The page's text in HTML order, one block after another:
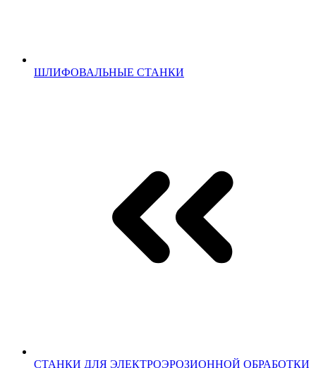
ШЛИФОВАЛЬНЫЕ СТАНКИ
СТАНКИ ДЛЯ ЭЛЕКТРОЭРОЗИОННОЙ ОБРАБОТКИ